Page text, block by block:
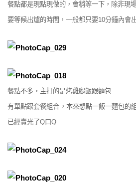
餐點都是現點現做的，會稍等一下，除非現
要等候出爐的時間，一般都只要10分鐘內會
餐點不多，主打的是烤雞腿飯跟麵包
有單點跟套餐組合，本來想點一飯一麵包的
已經賣光了Q口Q